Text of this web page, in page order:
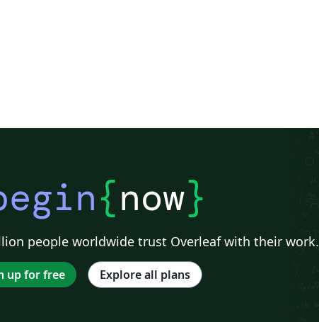
{now}
people worldwide trust Overleaf with their work.
up for free Explore all plans